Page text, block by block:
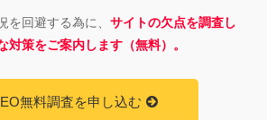
を回避する為に、 サイトの欠点を調査し
対策をご案内します（無料）。
無料調査を申し込む